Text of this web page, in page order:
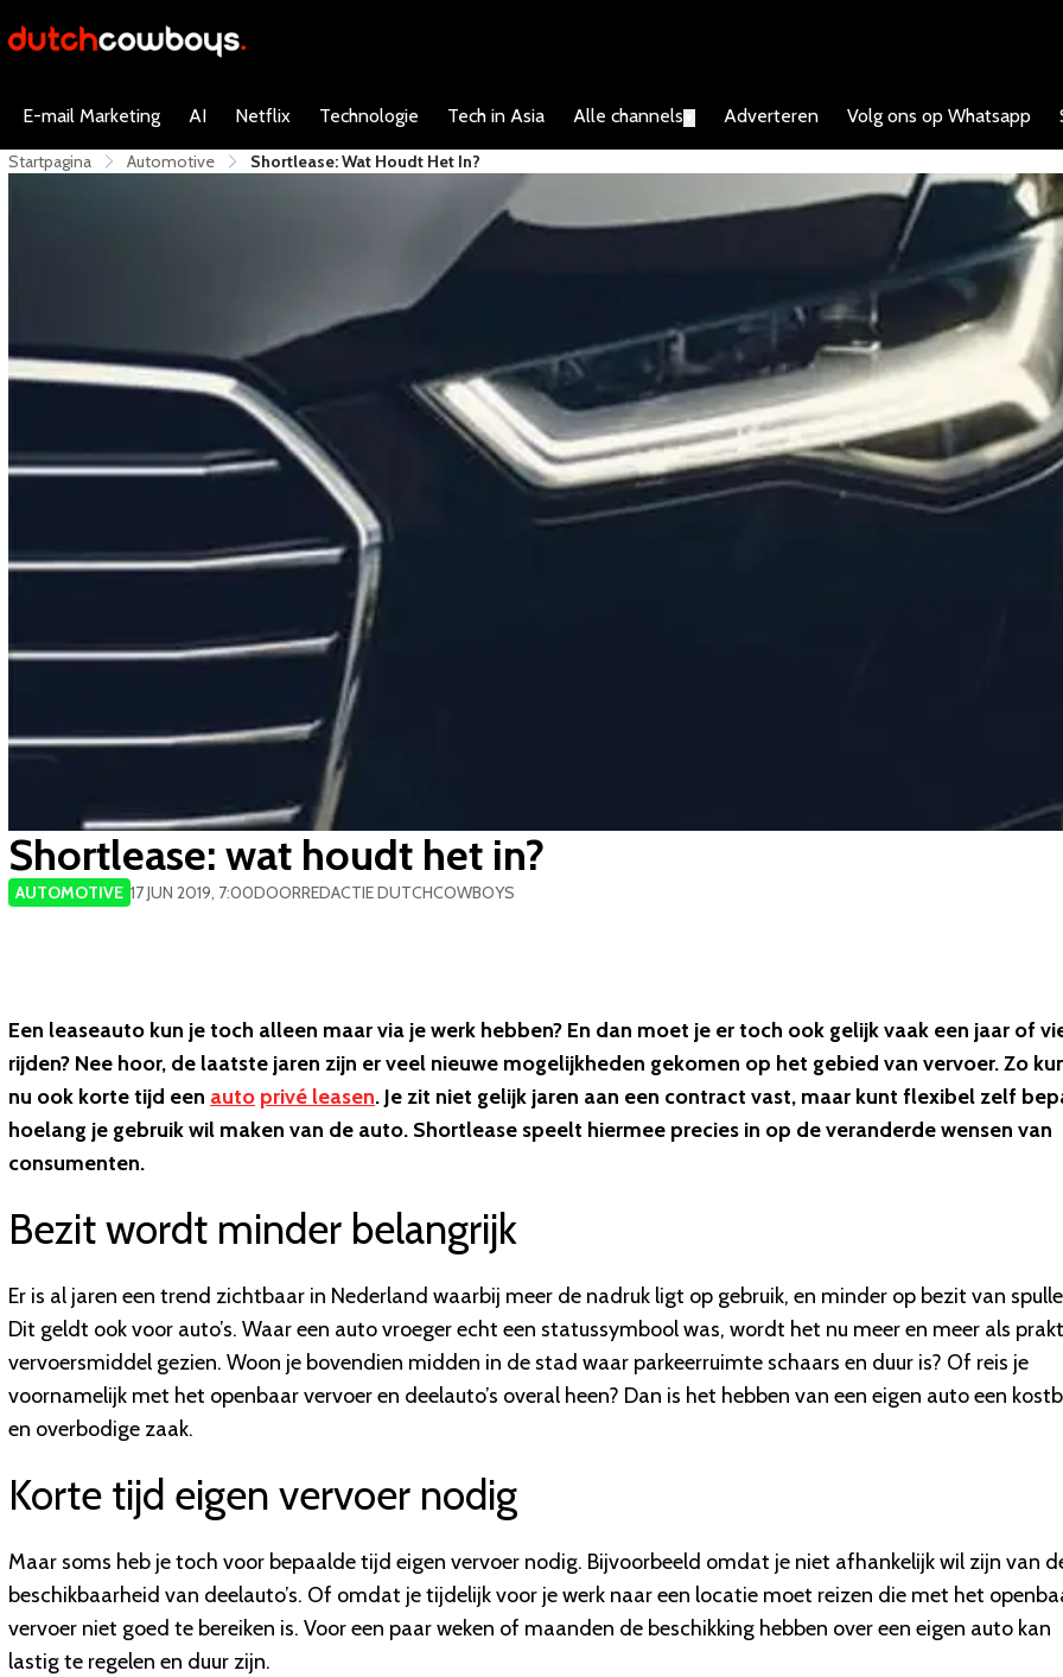
E-mail Marketing AI Netflix Technologie Tech in Asia Alle channels Adverteren Volg ons op Whatsapp
Startpagina Automotive Shortlease: Wat Houdt Het In?
Shortlease: wat houdt het in?
AUTOMOTIVE 17 JUN 2019, 7:00DOORREDACTIE DUTCHCOWBOYS
Een leaseauto kun je toch alleen maar via je werk hebben? En dan moet je er toch ook gelijk vaak een jaar of
rijden? Nee hoor, de laatste jaren zijn er veel nieuwe mogelijkheden gekomen op het gebied van vervoer. Zo
nu ook korte tijd een auto privé leasen. Je zit niet gelijk jaren aan een contract vast, maar kunt flexibel zelf
hoelang je gebruik wil maken van de auto. Shortlease speelt hiermee precies in op de veranderde wensen van
consumenten.
Bezit wordt minder belangrijk
Er is al jaren een trend zichtbaar in Nederland waarbij meer de nadruk ligt op gebruik, en minder op bezit van
Dit geldt ook voor auto’s. Waar een auto vroeger echt een statussymbool was, wordt het nu meer en meer als
vervoersmiddel gezien. Woon je bovendien midden in de stad waar parkeerruimte schaars en duur is? Of reis je
voornamelijk met het openbaar vervoer en deelauto’s overal heen? Dan is het hebben van een eigen auto een
en overbodige zaak.
Korte tijd eigen vervoer nodig
Maar soms heb je toch voor bepaalde tijd eigen vervoer nodig. Bijvoorbeeld omdat je niet afhankelijk wil zijn van
beschikbaarheid van deelauto’s. Of omdat je tijdelijk voor je werk naar een locatie moet reizen die met het
vervoer niet goed te bereiken is. Voor een paar weken of maanden de beschikking hebben over een eigen auto kan
lastig te regelen en duur zijn.